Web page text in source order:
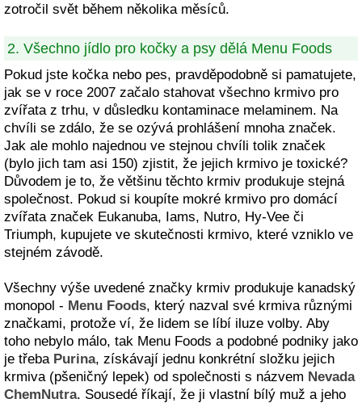
zotročil svět během několika měsíců.
2. Všechno jídlo pro kočky a psy dělá Menu Foods
Pokud jste kočka nebo pes, pravděpodobně si pamatujete,
jak se v roce 2007 začalo stahovat všechno krmivo pro
zvířata z trhu, v důsledku kontaminace melaminem. Na
chvíli se zdálo, že se ozývá prohlášení mnoha značek.
Jak ale mohlo najednou ve stejnou chvíli tolik značek
(bylo jich tam asi 150) zjistit, že jejich krmivo je toxické?
Důvodem je to, že většinu těchto krmiv produkuje stejná
společnost. Pokud si koupíte mokré krmivo pro domácí
zvířata značek Eukanuba, Iams, Nutro, Hy-Vee či
Triumph, kupujete ve skutečnosti krmivo, které vzniklo ve
stejném závodě.
Všechny výše uvedené značky krmiv produkuje kanadský
monopol - Menu Foods, který nazval své krmiva různými
značkami, protože ví, že lidem se líbí iluze volby. Aby
toho nebylo málo, tak Menu Foods a podobné podniky jako
je třeba Purina, získávají jednu konkrétní složku jejich
krmiva (pšeničný lepek) od společnosti s názvem Nevada
ChemNutra. Sousedé říkají, že ji vlastní bílý muž a jeho